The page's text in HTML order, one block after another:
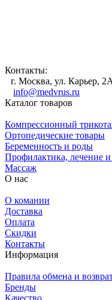
Контакты:
г. Москва, ул. Карьер,
info@medvrus.ru
Каталог товаров
Компрессионный
Ортопедические товары
Беременность и роды
Профилактика, лечение
Массаж
О нас
О комании
Доставка
Оплата
Скидки
Контакты
Информация
Правила обмена и
Бренды
Качество